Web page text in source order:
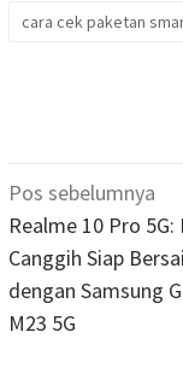
cara cek paketan
Navigasi
pos
Pos sebelumnya
Realme 10 Pro 5G:
Canggih Siap
dengan Samsung
M23 5G